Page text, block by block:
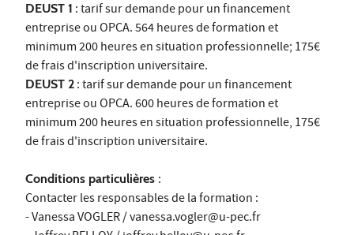
DEUST 1 : tarif sur demande pour un financement
entreprise ou OPCA. 564 heures de formation et
minimum 200 heures en situation professionnelle; 175€
de frais d'inscription universitaire.
DEUST 2 : tarif sur demande pour un financement
entreprise ou OPCA. 600 heures de formation et
minimum 200 heures en situation professionnelle, 175€
de frais d'inscription universitaire.
Conditions particulières :
Contacter les responsables de la formation :
- Vanessa VOGLER / vanessa.vogler@u-pec.fr